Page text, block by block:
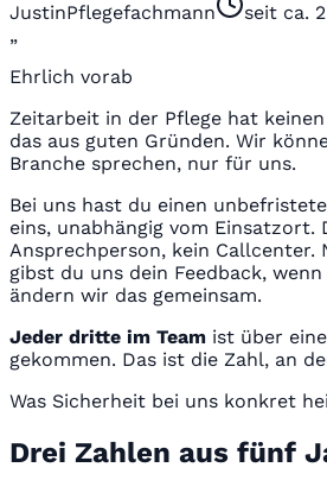
JustinPflegefachmann
seit ca.
„
Ehrlich vorab
Zeitarbeit in der Pflege hat
das aus guten Gründen. Wir
Branche sprechen, nur für uns.
Bei uns hast du einen
eins, unabhängig vom Einsatzort.
Ansprechperson, kein Callcenter.
gibst du uns dein Feedback,
ändern wir das gemeinsam.
Jeder dritte im Team ist über
gekommen. Das ist die Zahl, an
Was Sicherheit bei uns konkret
Drei Zahlen aus fünf